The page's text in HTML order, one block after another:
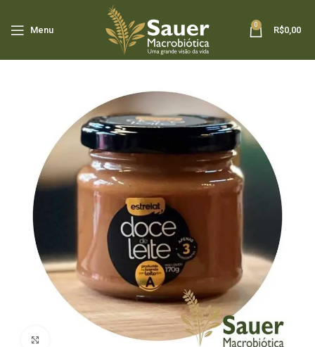
Menu
0
R$0,00
Clique para ampliar